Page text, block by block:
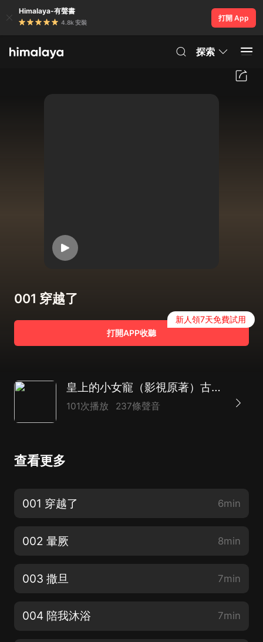
Himalaya-有聲書
4.8k 安裝
打開 App
探索
001 穿越了
打開APP收聽
新人領7天免費試用
皇上的小女寵（影視原著）古言穿越 精品VIP小說
101次播放 237條聲音
查看更多
001 穿越了 6min
002 暈厥 8min
003 撒旦 7min
004 陪我沐浴 7min